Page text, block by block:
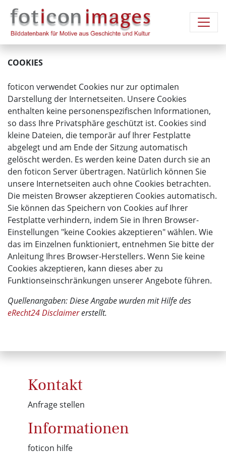
COOKIES
foticon verwendet Cookies nur zur optimalen
Darstellung der Internetseiten. Unsere Cookies
enthalten keine personenspezifischen Informationen,
so dass Ihre Privatsphäre geschützt ist. Cookies sind
kleine Dateien, die temporär auf Ihrer Festplatte
abgelegt und am Ende der Sitzung automatisch
gelöscht werden. Es werden keine Daten durch sie an
den foticon Server übertragen. Natürlich können Sie
unsere Internetseiten auch ohne Cookies betrachten.
Die meisten Browser akzeptieren Cookies automatisch.
Sie können das Speichern von Cookies auf Ihrer
Festplatte verhindern, indem Sie in Ihren Browser-
Einstellungen "keine Cookies akzeptieren" wählen. Wie
das im Einzelnen funktioniert, entnehmen Sie bitte der
Anleitung Ihres Browser-Herstellers. Wenn Sie keine
Cookies akzeptieren, kann dieses aber zu
Funktionseinschränkungen unserer Angebote führen.
Quellenangaben: Diese Angabe wurden mit Hilfe des
eRecht24 Disclaimererstellt.
Kontakt
Anfrage stellen
Informationen
foticon hilfe